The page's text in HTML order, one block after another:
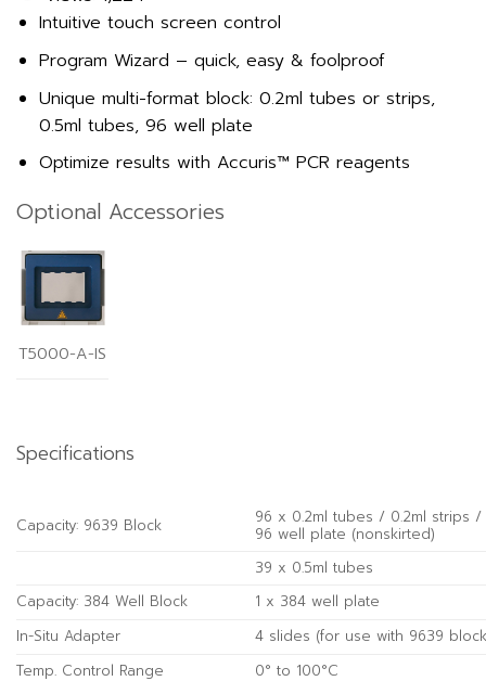
Intuitive touch screen control
Program Wizard – quick, easy & foolproof
Unique multi-format block: 0.2ml tubes or strips,
0.5ml tubes, 96 well plate
Optimize results with Accuris™ PCR reagents
Optional Accessories
T5000-A-IS
Specifications
Capacity: 9639 Block
96 x 0.2ml tubes / 0.2ml strips /
96 well plate (nonskirted)
39 x 0.5ml tubes
Capacity: 384 Well Block
1 x 384 well plate
In-Situ Adapter
4 slides (for use with 9639
Temp. Control Range
0° to 100°C